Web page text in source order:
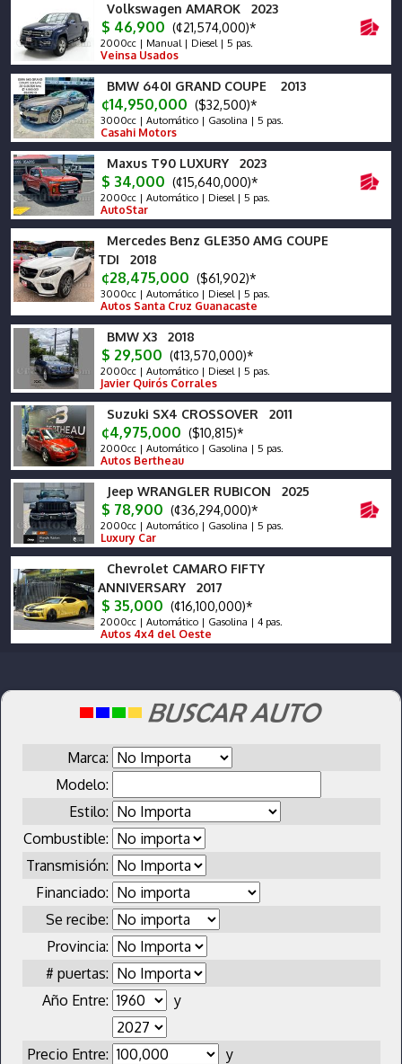
Volkswagen AMAROK 2023
$ 46,900 (¢21,574,000)*
2000cc | Manual | Diesel | 5 pas.
Veinsa Usados
BMW 640I GRAND COUPE 2013
¢14,950,000 ($32,500)*
3000cc | Automático | Gasolina | 5 pas.
Casahi Motors
Maxus T90 LUXURY 2023
$ 34,000 (¢15,640,000)*
2000cc | Automático | Diesel | 5 pas.
AutoStar
Mercedes Benz GLE350 AMG COUPE
TDI 2018
¢28,475,000 ($61,902)*
3000cc | Automático | Diesel | 5 pas.
Autos Santa Cruz Guanacaste
BMW X3 2018
$ 29,500 (¢13,570,000)*
2000cc | Automático | Diesel | 5 pas.
Javier Quirós Corrales
Suzuki SX4 CROSSOVER 2011
¢4,975,000 ($10,815)*
2000cc | Automático | Gasolina | 5 pas.
Autos Bertheau
Jeep WRANGLER RUBICON 2025
$ 78,900 (¢36,294,000)*
2000cc | Automático | Gasolina | 5 pas.
Luxury Car
Chevrolet CAMARO FIFTY
ANNIVERSARY 2017
$ 35,000 (¢16,100,000)*
2000cc | Automático | Gasolina | 4 pas.
Autos 4x4 del Oeste
Marca:
Modelo:
Estilo:
Combustible:
Transmisión:
Financiado:
Se recibe:
Provincia:
# puertas:
Año Entre:
y
Precio Entre: y